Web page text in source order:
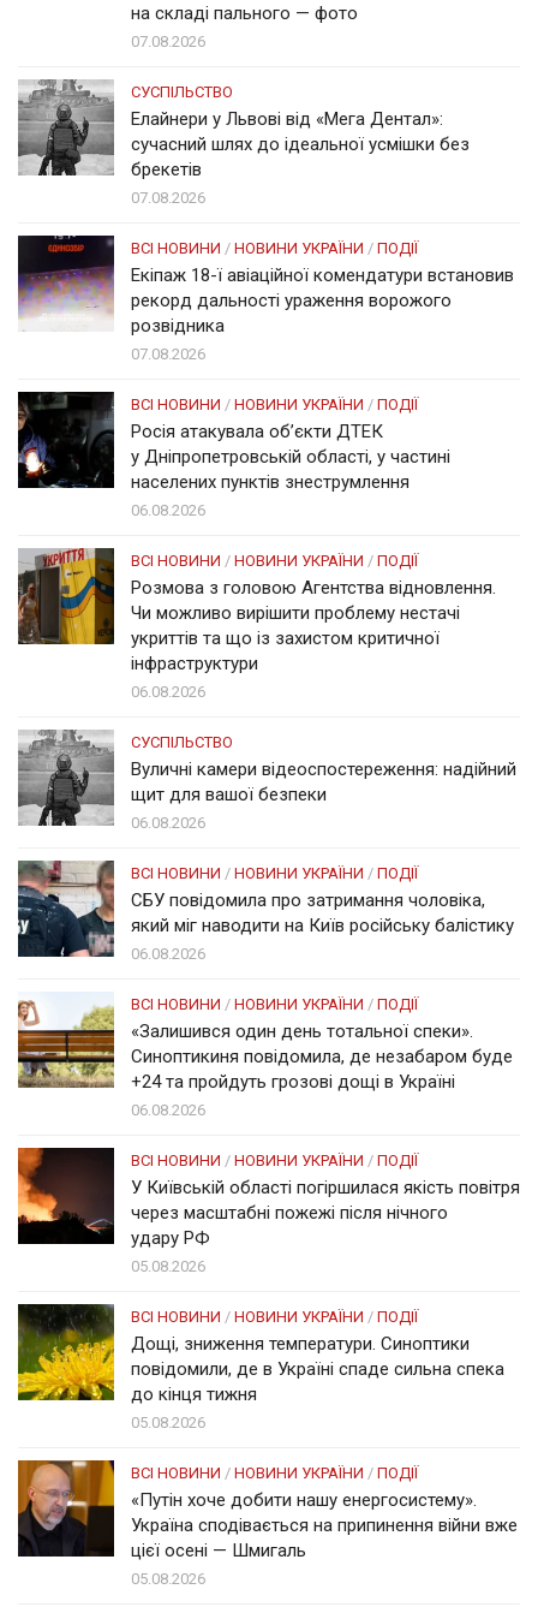
на складі пального — фото
07.08.2026
СУСПІЛЬСТВО
Елайнери у Львові від «Мега Дентал»:
сучасний шлях до ідеальної усмішки без
брекетів
07.08.2026
ВСІ НОВИНИ / НОВИНИ УКРАЇНИ / ПОДІЇ
Екіпаж 18-ї авіаційної комендатури встановив
рекорд дальності ураження ворожого
розвідника
07.08.2026
ВСІ НОВИНИ / НОВИНИ УКРАЇНИ / ПОДІЇ
Росія атакувала об’єкти ДТЕК
у Дніпропетровській області, у частині
населених пунктів знеструмлення
06.08.2026
ВСІ НОВИНИ / НОВИНИ УКРАЇНИ / ПОДІЇ
Розмова з головою Агентства відновлення.
Чи можливо вирішити проблему нестачі
укриттів та що із захистом критичної
інфраструктури
06.08.2026
СУСПІЛЬСТВО
Вуличні камери відеоспостереження: надійний
щит для вашої безпеки
06.08.2026
ВСІ НОВИНИ / НОВИНИ УКРАЇНИ / ПОДІЇ
СБУ повідомила про затримання чоловіка,
який міг наводити на Київ російську балістику
06.08.2026
ВСІ НОВИНИ / НОВИНИ УКРАЇНИ / ПОДІЇ
«Залишився один день тотальної спеки».
Синоптикиня повідомила, де незабаром буде
+24 та пройдуть грозові дощі в Україні
06.08.2026
ВСІ НОВИНИ / НОВИНИ УКРАЇНИ / ПОДІЇ
У Київській області погіршилася якість повітря
через масштабні пожежі після нічного
удару РФ
05.08.2026
ВСІ НОВИНИ / НОВИНИ УКРАЇНИ / ПОДІЇ
Дощі, зниження температури. Синоптики
повідомили, де в Україні спаде сильна спека
до кінця тижня
05.08.2026
ВСІ НОВИНИ / НОВИНИ УКРАЇНИ / ПОДІЇ
«Путін хоче добити нашу енергосистему».
Україна сподівається на припинення війни вже
цієї осені — Шмигаль
05.08.2026